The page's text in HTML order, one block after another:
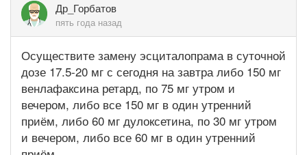
Др_Горбатов
пять года назад
Осуществите замену эсциталопрама в суточной
дозе 17.5-20 мг с сегодня на завтра либо 150 мг
венлафаксина ретард, по 75 мг утром и
вечером, либо все 150 мг в один утренний
приём, либо 60 мг дулоксетина, по 30 мг утром
и вечером, либо все 60 мг в один утренний